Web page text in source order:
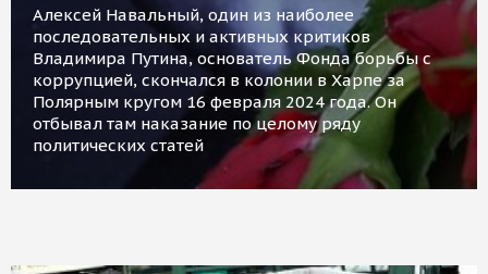
Алексей Навальный, один из наиболее
последовательных и активных критиков
Владимира Путина, основатель Фонда борьбы с
коррупцией, скончался в колонии в Харпе за
Полярным кругом 16 февраля 2024 года. Он
отбывал там наказание по целому ряду
политических статей